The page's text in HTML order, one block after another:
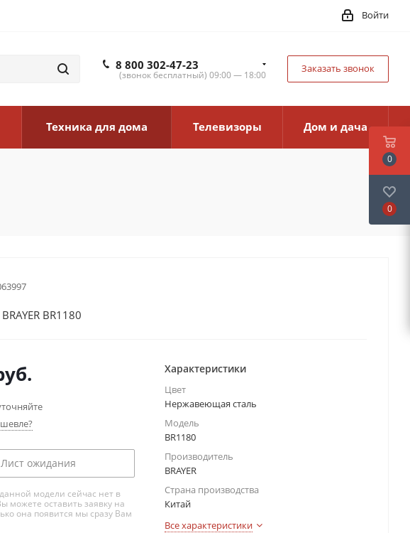
Войти
8 800 302-47-23
(звонок бесплатный) 09:00 — 18:00
Заказать звонок
Техника для дома Телевизоры Дом и дача
BR1180
Лист ожидания
модели сейчас нет в
можете оставить заявку на
она появится мы сразу Вам
Характеристики
Цвет
Нержавеющая сталь
Модель
BR1180
Производитель
BRAYER
Страна производства
Китай
Все характеристики
0
0